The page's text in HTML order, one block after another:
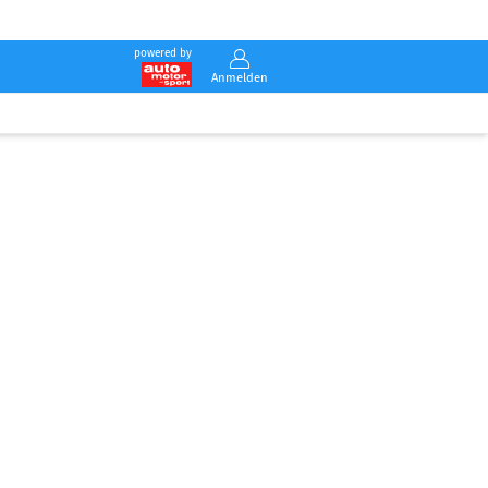
powered by
Anmelden